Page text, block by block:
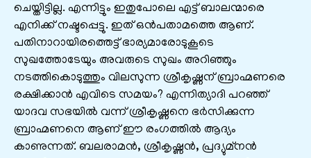
ചെയ്തിട്ടില്ല. എന്നിട്ടും ഇതുപോലെ എട്ട്‌ ബാലന്മാരെ
എനിക്ക്‌ നഷ്ടപ്പെട്ടു. ഇത്‌ ഒന്‍പതാമത്തെ ആണ്‌.
പതിനാറായിരത്തെട്ട്‌ ഭാര്യമാരോടുകൂടെ
സുഖത്തോടേയും അവരുടെ സുഖം അറിഞ്ഞും
നടത്തികൊടുത്തും വിലസുന്ന ശ്രീകൃഷ്ണന്‌ ബ്രാഹ്മണരെ
രക്ഷിക്കാന്‍ എവിടെ സമയം? എന്നിത്യാദി പറഞ്ഞ്‌
യാദവ സഭയില്‍ വന്ന് ശ്രീകൃഷ്ണനെ ഭര്‍സിക്കുന്ന
ബ്രാഹ്മണനെ ആണ്‌ ഈ രംഗത്തില്‍ ആദ്യം
കാണുന്നത്. ബലരാമന്‍, ശ്രീകൃഷ്ണന്‍, പ്രദ്യുമ്നന്‍